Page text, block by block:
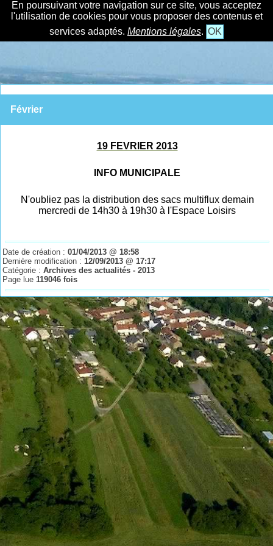
En poursuivant votre navigation sur ce site, vous acceptez
l'utilisation de cookies pour vous proposer des contenus et
services adaptés. Mentions légales. OK
Février
19 FEVRIER 2013
INFO MUNICIPALE
N'oubliez pas la distribution des sacs multiflux demain
mercredi de 14h30 à 19h30 à l'Espace Loisirs
Date de création :01/04/2013 @ 18:58
Dernière modification :12/09/2013 @ 17:17
Catégorie :Archives des actualités - 2013
Page lue119046 fois